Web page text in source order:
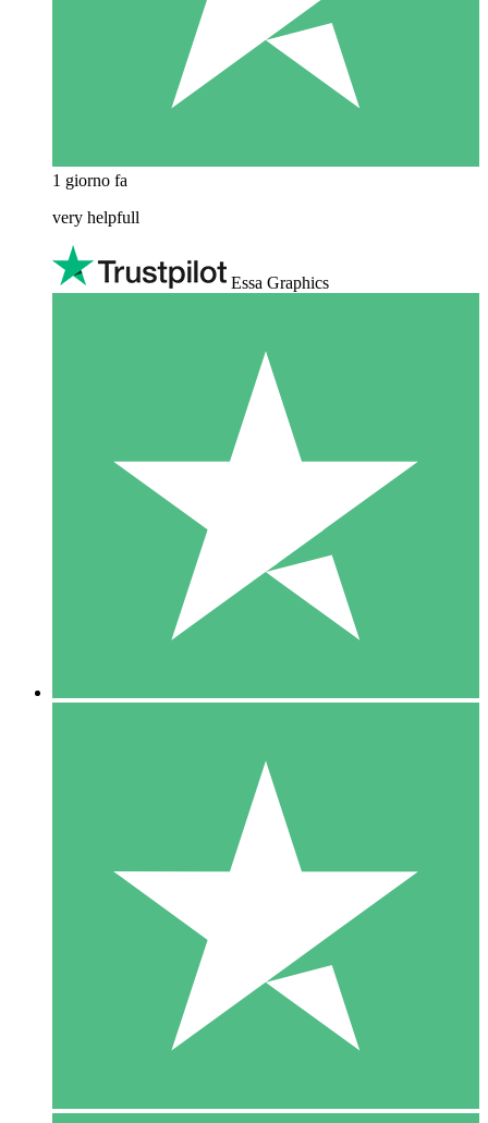
1 giorno fa
very helpfull
Essa Graphics